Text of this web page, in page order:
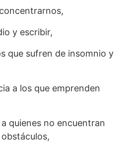
y escribir,
que sufren de insomnio y
a los que emprenden
quienes no encuentran